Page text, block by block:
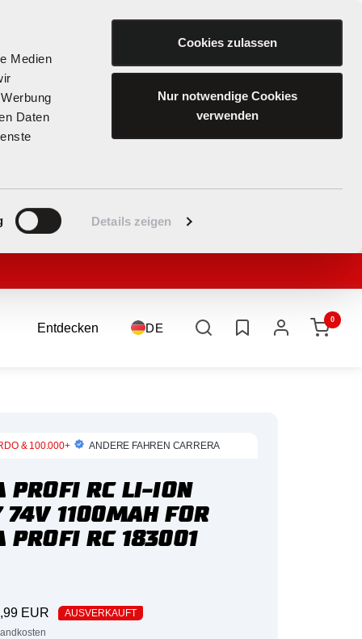
Medien
Daten
Details zeigen
Cookies zulassen
Nur notwendige Cookies
verwenden
Entdecken Sprache
DE
0
& 100.000+ ANDERE FAHREN CARRERA
PROFI RC LI-ION
74V 1100MAH FOR
PROFI RC 183001
EUR
AUSVERKAUFT